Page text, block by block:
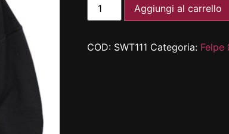
Aggiungi al carrello
COD: SWT111 Categoria: Felpe